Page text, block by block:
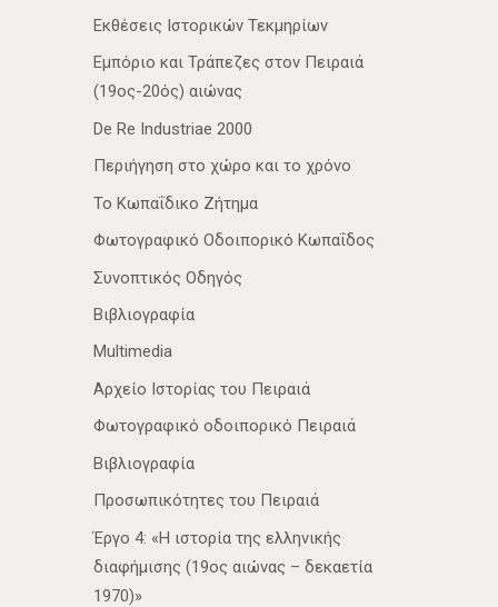
Εκθέσεις Ιστορικών Τεκμηρίων
Εμπόριο και Τράπεζες στον Πειραιά
(19ος-20ός) αιώνας
De Re Industriae 2000
Περιήγηση στο χώρο και το χρόνο
Το Κωπαΐδικο Ζήτημα
Φωτογραφικό Οδοιπορικό Κωπαΐδος
Συνοπτικός Οδηγός
Βιβλιογραφία
Multimedia
Αρχείο Ιστορίας του Πειραιά
Φωτογραφικό οδοιπορικό Πειραιά
Βιβλιογραφία
Προσωπικότητες του Πειραιά
Έργο 4: «Η ιστορία της ελληνικής
διαφήμισης (19ος αιώνας – δεκαετία
1970)»